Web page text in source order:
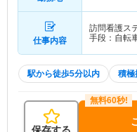
仕事内容
訪問看護ス
手段：自転
駅から徒歩5分以内 積極
保存する